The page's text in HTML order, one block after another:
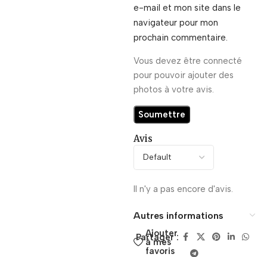
Avis
Il n'y a pas encore d'avis.
e-mail et mon site dans le
navigateur pour mon
prochain commentaire.
Vous devez être connecté
pour pouvoir ajouter des
photos à votre avis.
Autres informations
Ajouter
à mes
favoris
Partager :